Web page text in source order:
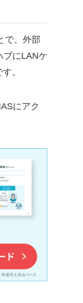
で、外部
ブにLANケ
。
にアク